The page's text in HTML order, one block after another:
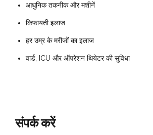
आधुनिक तकनीक और मशीनें
किफायती इलाज
हर उम्र के मरीजों का इलाज
वार्ड, ICU और ऑपरेशन थियेटर की सुविधा
संपर्क करें